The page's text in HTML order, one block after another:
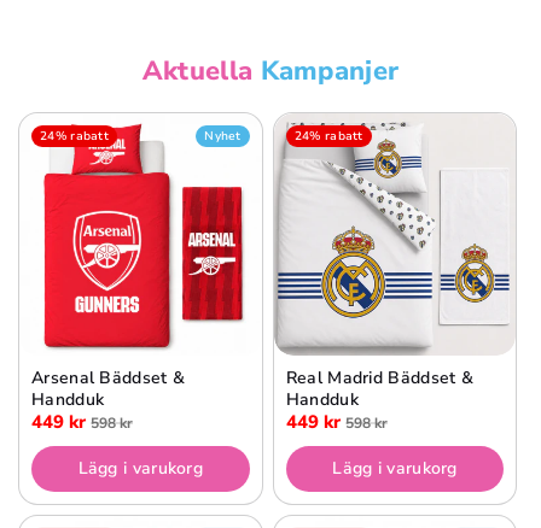
Aktuella Kampanjer
24% rabatt Nyhet
Arsenal Bäddset &
Handduk
449 kr 598 kr
Lägg i varukorg
24% rabatt
Real Madrid Bäddset &
Handduk
449 kr 598 kr
Lägg i varukorg